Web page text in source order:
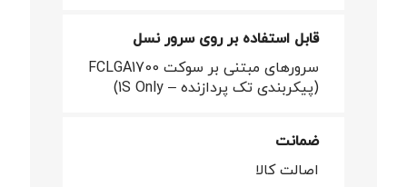
قابل استفاده بر روی سرور نسل
سرورهای مبتنی بر سوکت FCLGA1700
(پیکربندی تک پردازنده – 1S Only)
ضمانت
اصالت کالا